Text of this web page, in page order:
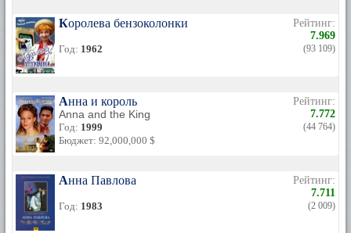
Королева бензоколонки
Год: 1962
Рейтинг:
7.969
(93 109)
Анна и король
Anna and the King
Год: 1999
Бюджет: 92,000,000 $
Рейтинг:
7.772
(44 764)
Анна Павлова
Год: 1983
Рейтинг:
7.711
(2 009)